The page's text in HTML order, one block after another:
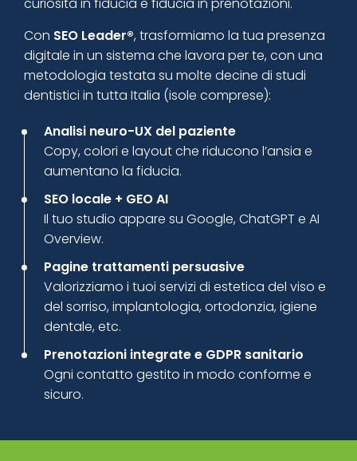
curiosità in fiducia e fiducia in prenotazioni.
Con SEO Leader®, trasformiamo la tua presenza
digitale in un sistema che lavora per te, con una
metodologia testata su molte decine di studi
dentistici in tutta Italia (isole comprese):
Analisi neuro-UX del paziente
Copy, colori e layout che riducono l’ansia e
aumentano la fiducia.
SEO locale + GEO AI
Il tuo studio appare su Google, ChatGPT e AI
Overview.
Pagine trattamenti persuasive
Valorizziamo i tuoi servizi di estetica del viso e
del sorriso, implantologia, ortodonzia, igiene
dentale, etc.
Prenotazioni integrate e GDPR sanitario
Ogni contatto gestito in modo conforme e
sicuro.